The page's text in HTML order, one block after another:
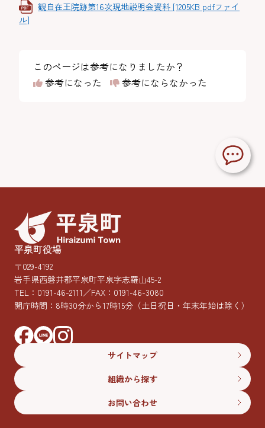
観自在王院跡第16次現地説明会資料 [1205KB pdfファイ
ル]
このページは参考になりましたか？
参考になった
参考にならなかった
平泉町役場
〒029-4192
岩手県西磐井郡平泉町平泉字志羅山45-2
TEL： 0191-46-2111／FAX：0191-46-3080
開庁時間：8時30分から17時15分 （土日祝日・年末年始は除く）
サイトマップ
組織から探す
お問い合わせ